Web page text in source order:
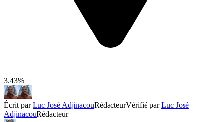
3.43%
Écrit parLuc José AdjinacouRédacteurVérifié parLuc José
AdjinacouRédacteur